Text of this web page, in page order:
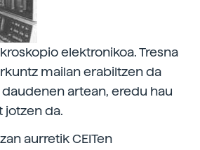
elektronikoa. Tresna
mailan erabiltzen da
artean, eredu hau
jotzen da.
aurretik CEITen